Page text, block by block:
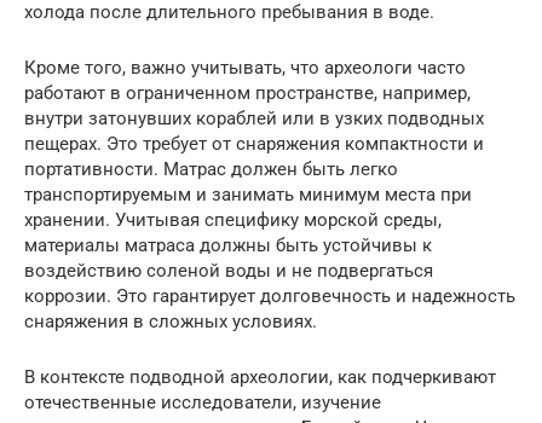
холода после длительного пребывания в воде.
Кроме того, важно учитывать, что археологи часто
работают в ограниченном пространстве, например,
внутри затонувших кораблей или в узких подводных
пещерах. Это требует от снаряжения компактности и
портативности. Матрас должен быть легко
транспортируемым и занимать минимум места при
хранении. Учитывая специфику морской среды,
материалы матраса должны быть устойчивы к
воздействию соленой воды и не подвергаться
коррозии. Это гарантирует долговечность и надежность
снаряжения в сложных условиях.
В контексте подводной археологии, как подчеркивают
отечественные исследователи, изучение